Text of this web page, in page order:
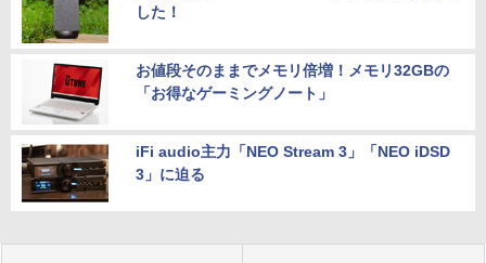
した！
お値段そのままでメモリ倍増！メモリ32GBの
「お得なゲーミングノート」
iFi audio主力「NEO Stream 3」「NEO iDSD
3」に迫る